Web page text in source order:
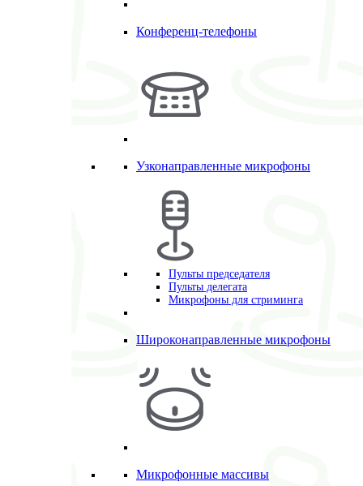
Конференц-телефоны
Узконаправленные микрофоны
Пульты председателя
Пульты делегата
Микрофоны для стриминга
Широконаправленные микрофоны
Микрофонные массивы